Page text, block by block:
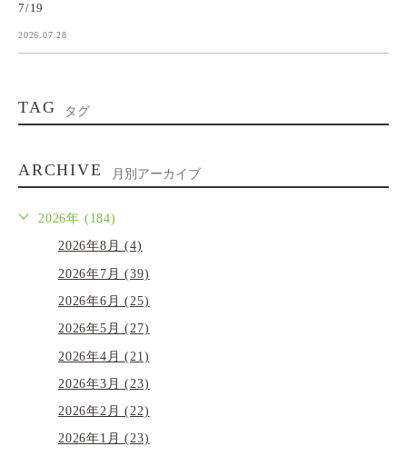
7/19
2026.07.28
TAG タグ
ARCHIVE 月別アーカイブ
2026年 (184)
2026年8月 (4)
2026年7月 (39)
2026年6月 (25)
2026年5月 (27)
2026年4月 (21)
2026年3月 (23)
2026年2月 (22)
2026年1月 (23)